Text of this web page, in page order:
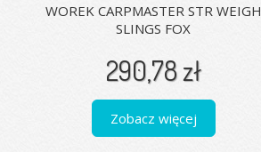
WOREK CARPMASTER STR WEIGH
SLINGS FOX
290,78 zł
Zobacz więcej